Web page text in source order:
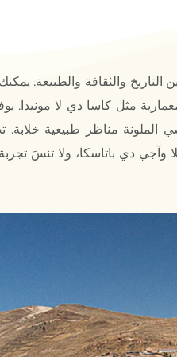
والثقافة والطبيعة.
مثل كاسا دي لا مونيدا.
الملونة مناظر طبيعية
وآجي دي باتاسكا، ولا تنسَ